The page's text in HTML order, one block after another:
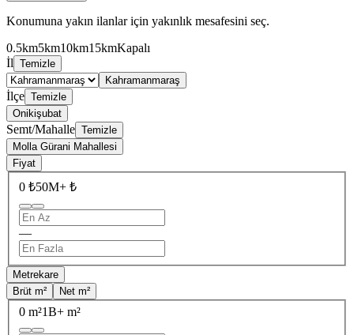
Konumuna yakın ilanlar için yakınlık mesafesini seç.
0.5km5km10km15kmKapalı
İl Temizle
Kahramanmaraş
İlçe Temizle
Onikişubat
Semt/Mahalle Temizle
Molla Gürani Mahallesi
Fiyat
0 ₺50M+ ₺
—
Metrekare
Brüt m²
Net m²
0 m²1B+ m²